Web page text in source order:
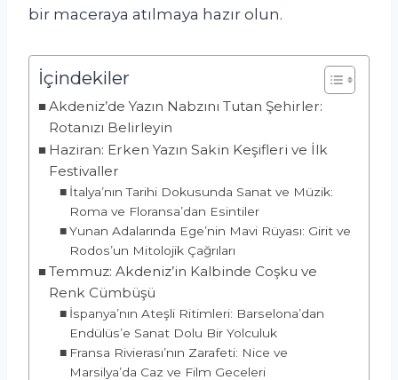
bir maceraya atılmaya hazır olun.
İçindekiler
Akdeniz’de Yazın Nabzını Tutan Şehirler:
Rotanızı Belirleyin
Haziran: Erken Yazın Sakin Keşifleri ve İlk
Festivaller
İtalya’nın Tarihi Dokusunda Sanat ve Müzik:
Roma ve Floransa’dan Esintiler
Yunan Adalarında Ege’nin Mavi Rüyası: Girit ve
Rodos’un Mitolojik Çağrıları
Temmuz: Akdeniz’in Kalbinde Coşku ve
Renk Cümbüşü
İspanya’nın Ateşli Ritimleri: Barselona’dan
Endülüs’e Sanat Dolu Bir Yolculuk
Fransa Rivierası’nın Zarafeti: Nice ve
Marsilya’da Caz ve Film Geceleri